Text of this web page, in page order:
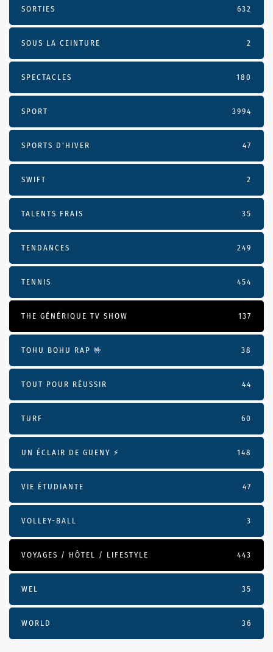
SORTIES 632
SOUS LA CEINTURE 2
SPECTACLES 180
SPORT 3994
SPORTS D'HIVER 47
SWIFT 2
TALENTS FRAIS 35
TENDANCES 249
TENNIS 454
THE GÉNÉRIQUE TV SHOW 137
TOHU BOHU RAP 🤟 38
TOUT POUR RÉUSSIR 44
TURF 60
UN ÉCLAIR DE GUENY ⚡️ 148
VIE ÉTUDIANTE 47
VOLLEY-BALL 3
VOYAGES / HÔTEL / LIFESTYLE 443
WEL 35
WORLD 36